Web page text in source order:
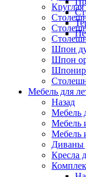
Шпон
Шпон
Мебель для
Назад
Мебель
Мебель
Мебель
Диваны
Кресла